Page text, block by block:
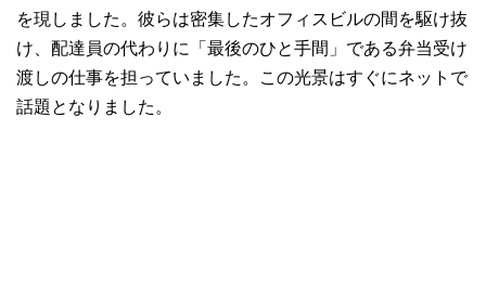
を現しました。彼らは密集したオフィスビルの間を駆け抜
け、配達員の代わりに「最後のひと手間」である弁当受け
渡しの仕事を担っていました。この光景はすぐにネットで
話題となりました。